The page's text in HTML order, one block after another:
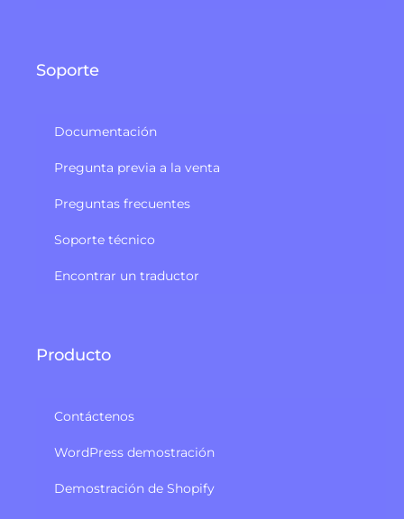
Soporte
Documentación
Pregunta previa a la venta
Preguntas frecuentes
Soporte técnico
Encontrar un traductor
Producto
Contáctenos
WordPress demostración
Demostración de Shopify